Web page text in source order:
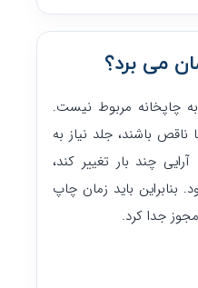
می برد؟
چاپخانه مربوط نیست.
ناقص باشند، جلد نیاز به
چند بار تغییر کند،
بنابراین باید زمان چاپ
جدا کرد.